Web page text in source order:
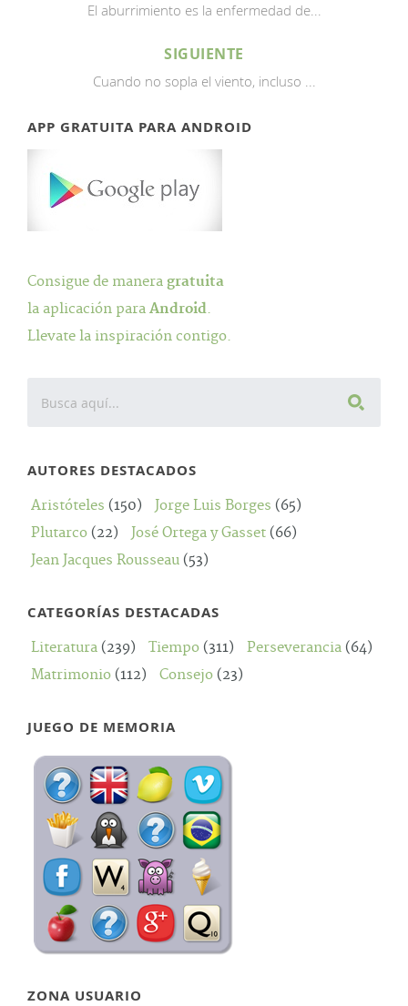
El aburrimiento es la enfermedad de...
SIGUIENTE
Cuando no sopla el viento, incluso ...
APP GRATUITA PARA ANDROID
Consigue de manera gratuita
la aplicación para Android.
Llevate la inspiración contigo.
AUTORES DESTACADOS
Aristóteles (150) Jorge Luis Borges (65)
Plutarco (22) José Ortega y Gasset (66)
Jean Jacques Rousseau (53)
CATEGORÍAS DESTACADAS
Literatura (239) Tiempo (311) Perseverancia (64)
Matrimonio (112) Consejo (23)
JUEGO DE MEMORIA
ZONA USUARIO